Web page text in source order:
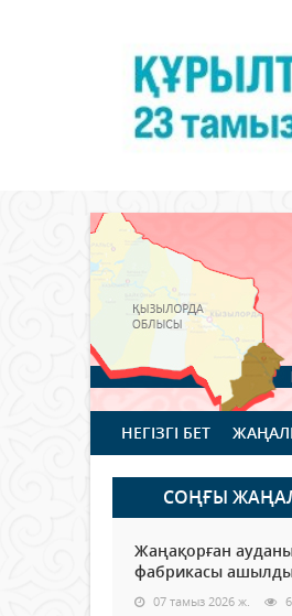
НЕГІЗГІ БЕТ
СОҢҒЫ
Жаңақорған
фабрикасы
07 тамыз 2026 ж.